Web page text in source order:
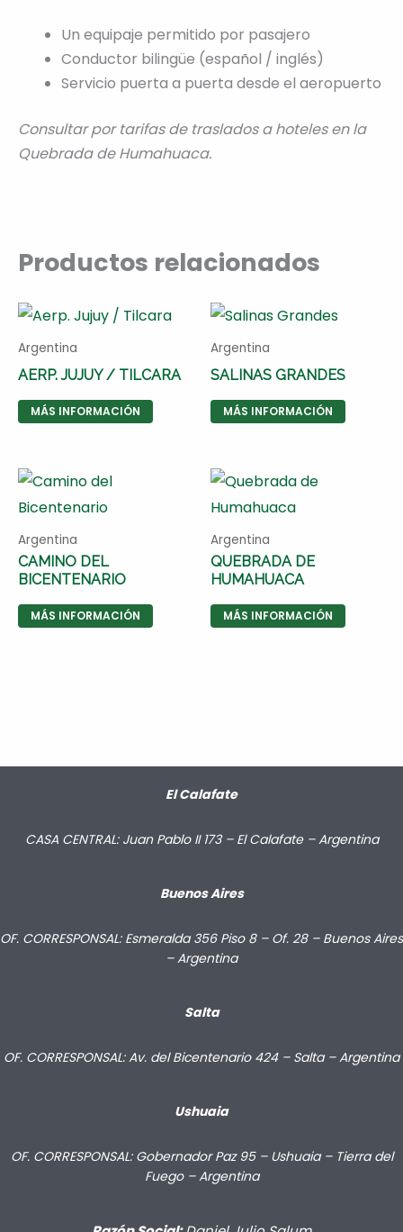
Un equipaje permitido por pasajero
Conductor bilingüe (español / inglés)
Servicio puerta a puerta desde el aeropuerto
Consultar por tarifas de traslados a hoteles en la
Quebrada de Humahuaca.
Productos relacionados
Argentina
AERP. JUJUY / TILCARA
MÁS INFORMACIÓN
Argentina
SALINAS GRANDES
MÁS INFORMACIÓN
Argentina
CAMINO DEL
BICENTENARIO
MÁS INFORMACIÓN
Argentina
QUEBRADA DE
HUMAHUACA
MÁS INFORMACIÓN
El Calafate
CASA CENTRAL: Juan Pablo II 173 – El Calafate – Argentina
Buenos Aires
OF. CORRESPONSAL: Esmeralda 356 Piso 8 – Of. 28 – Buenos Aires
– Argentina
Salta
OF. CORRESPONSAL: Av. del Bicentenario 424 – Salta – Argentina
Ushuaia
OF. CORRESPONSAL: Gobernador Paz 95 – Ushuaia – Tierra del
Fuego – Argentina